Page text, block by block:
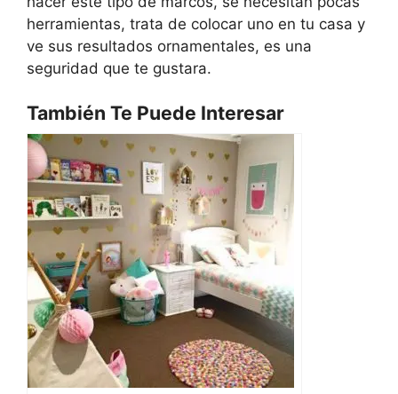
herramientas, trata de colocar uno en tu casa y
ve sus resultados ornamentales, es una
seguridad que te gustara.
También Te Puede Interesar